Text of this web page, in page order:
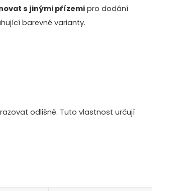
s jinými přízemi pro dodání
barevné varianty.
odlišně. Tuto vlastnost určují